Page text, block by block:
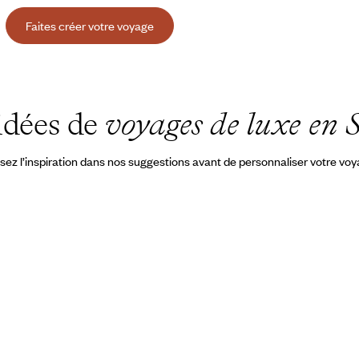
Faites créer votre voyage
de voyages de luxe en
l’inspiration dans nos suggestions avant de personnaliser votre